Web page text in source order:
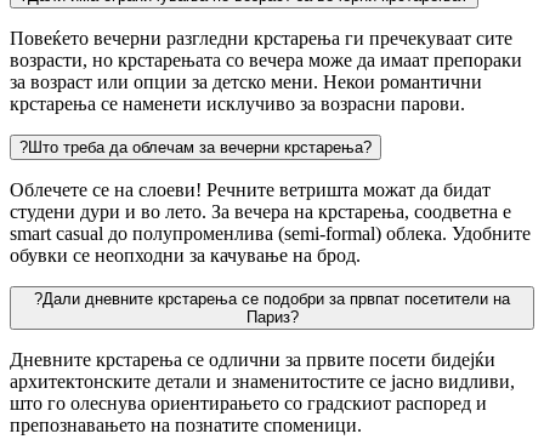
Повеќето вечерни разгледни крстарења ги пречекуваат сите
возрасти, но крстарењата со вечера може да имаат препораки
за возраст или опции за детско мени. Некои романтични
крстарења се наменети исклучиво за возрасни парови.
?Што треба да облечам за вечерни крстарења?
Облечете се на слоеви! Речните ветришта можат да бидат
студени дури и во лето. За вечера на крстарења, соодветна е
smart casual до полупроменлива (semi-formal) облека. Удобните
обувки се неопходни за качување на брод.
?Дали дневните крстарења се подобри за првпат посетители на
Париз?
Дневните крстарења се одлични за првите посети бидејќи
архитектонските детали и знаменитостите се јасно видливи,
што го олеснува ориентирањето со градскиот распоред и
препознавањето на познатите споменици.